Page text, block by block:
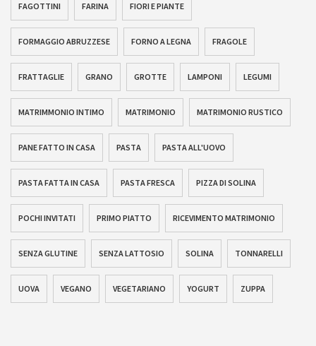
FAGOTTINI FARINA FIORI E PIANTE
FORMAGGIO ABRUZZESE FORNO A LEGNA FRAGOLE
FRATTAGLIE GRANO GROTTE LAMPONI LEGUMI
MATRIMMONIO INTIMO MATRIMONIO MATRIMONIO RUSTICO
PANE FATTO IN CASA PASTA PASTA ALL'UOVO
PASTA FATTA IN CASA PASTA FRESCA PIZZA DI SOLINA
POCHI INVITATI PRIMO PIATTO RICEVIMENTO MATRIMONIO
SENZA GLUTINE SENZA LATTOSIO SOLINA TONNARELLI
UOVA VEGANO VEGETARIANO YOGURT ZUPPA